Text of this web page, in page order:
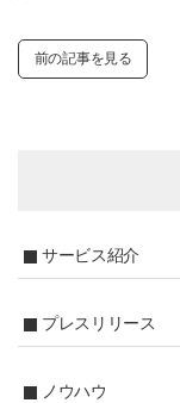
前の記事を見る
サービス紹介
プレスリリース
ノウハウ